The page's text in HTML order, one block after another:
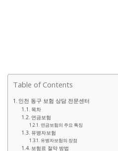
Table of Contents
인천 동구 보험 상담 전문센터
목차
연금보험
연금보험의 주요 특징
유병자보험
유병자보험의 장점
보험료 절약 방법